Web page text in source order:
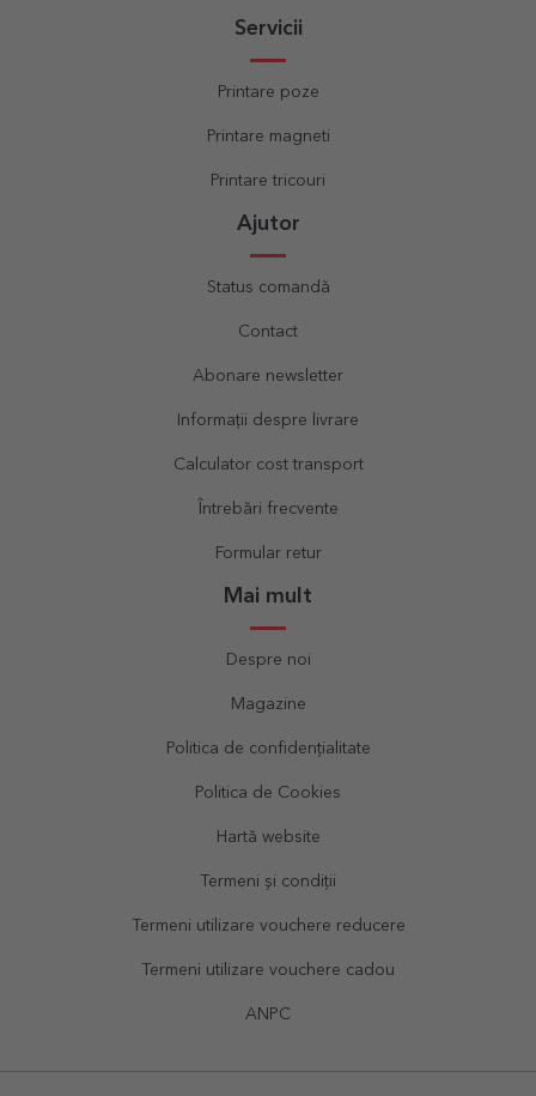
Servicii
Printare poze
Printare magneti
Printare tricouri
Ajutor
Status comandă
Contact
Abonare newsletter
Informații despre livrare
Calculator cost transport
Întrebări frecvente
Formular retur
Mai mult
Despre noi
Magazine
Politica de confidențialitate
Politica de Cookies
Hartă website
Termeni și condiții
Termeni utilizare vouchere reducere
Termeni utilizare vouchere cadou
ANPC